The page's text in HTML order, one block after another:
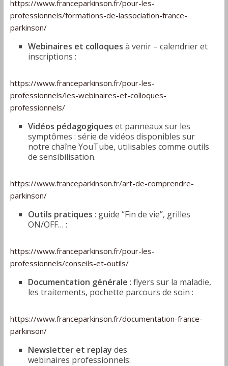
https://www.franceparkinson.fr/pour-les-
professionnels/formations-de-lassociation-france-
parkinson/
Webinaires et colloques à venir – calendrier et
inscriptions :
https://www.franceparkinson.fr/pour-les-
professionnels/les-webinaires-et-colloques-
professionnels/
Vidéos pédagogiques et panneaux sur les
symptômes : série de vidéos disponibles sur
notre chaîne YouTube, utilisables comme outils
de sensibilisation.
https://www.franceparkinson.fr/art-de-comprendre-
parkinson/
Outils pratiques : guide “Fin de vie”, grilles
ON/OFF… :
https://www.franceparkinson.fr/pour-les-
professionnels/conseils-et-outils/
Documentation générale : flyers sur la maladie,
les traitements, pochette parcours de soin :
https://www.franceparkinson.fr/documentation-france-
parkinson/
Newsletter et replay des
webinaires professionnels: